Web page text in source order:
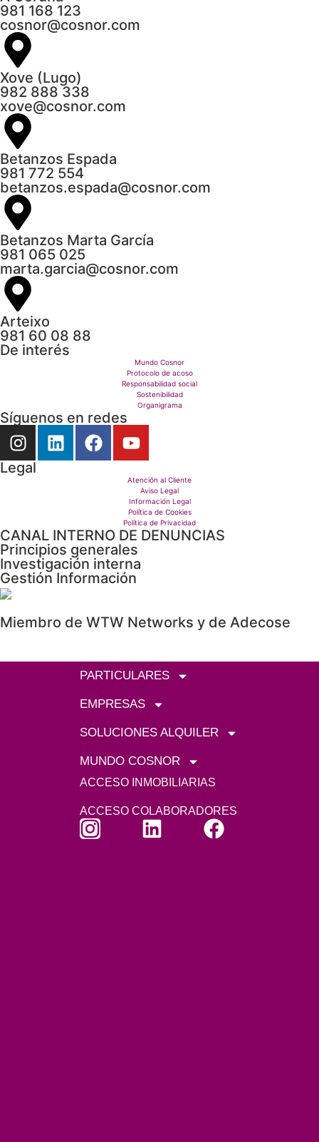
981 168 123
cosnor@cosnor.com
Xove (Lugo)
982 888 338
xove@cosnor.com
Betanzos Espada
981 772 554
betanzos.espada@cosnor.com
Betanzos Marta García
981 065 025
marta.garcia@cosnor.com
Arteixo
981 60 08 88
De interés
Mundo Cosnor
Protocolo de acoso
Responsabilidad social
Sostenibilidad
Organigrama
Síguenos en redes
Legal
Atención al Cliente
Aviso Legal
Información Legal
Política de Cookies
Política de Privacidad
CANAL INTERNO DE DENUNCIAS
Principios generales
Investigación interna
Gestión Información
Miembro de WTW Networks y de Adecose
PARTICULARES
EMPRESAS
SOLUCIONES ALQUILER
MUNDO COSNOR
ACCESO INMOBILIARIAS
ACCESO COLABORADORES